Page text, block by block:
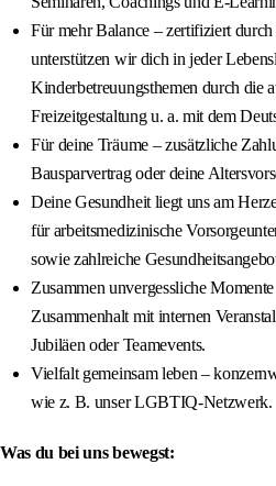
Für mehr Balance – zertifiziert
unterstützen wir dich in jeder
Kinderbetreuungsthemen durch die
Freizeitgestaltung u. a. mit dem
Für deine Träume – zusätzliche
Bausparvertrag oder deine
Deine Gesundheit liegt uns am
für arbeitsmedizinische
sowie zahlreiche
Zusammen unvergessliche
Zusammenhalt mit internen
Jubiläen oder Teamevents.
Vielfalt gemeinsam leben –
wie z. B. unser LGBTIQ-Netzwerk.
Was du bei uns bewegst: